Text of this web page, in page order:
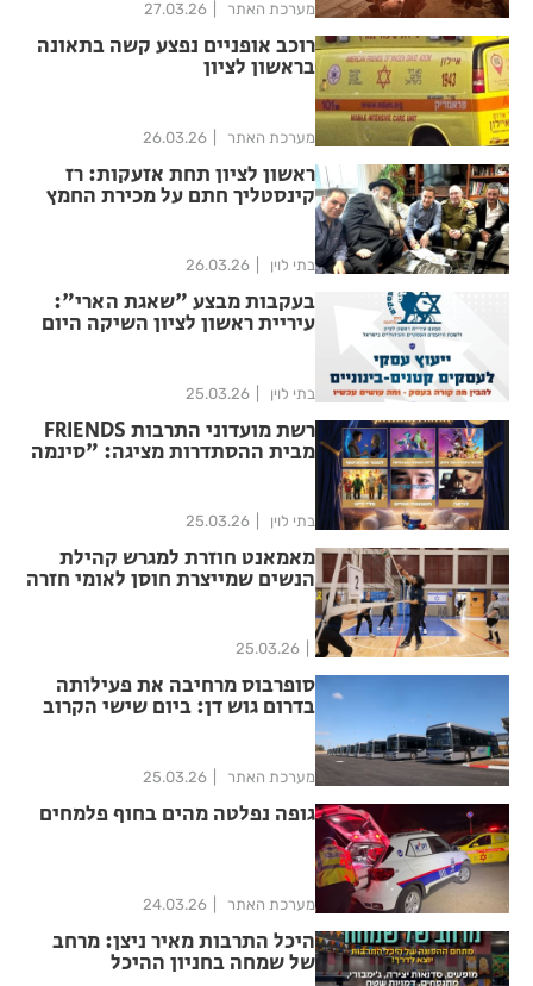
מערכת האתר 27.03.26
רוכב אופניים נפצע קשה בתאונה
בראשון לציון
מערכת האתר 26.03.26
ראשון לציון תחת אזעקות: רז
קינסטליך חתם על מכירת החמץ
בתי לוין 26.03.26
בעקבות מבצע "שאגת הארי":
עיריית ראשון לציון השיקה היום
בתי לוין 25.03.26
רשת מועדוני התרבות FRIENDS
מבית ההסתדרות מציגה: "סינמה
בתי לוין 25.03.26
מאמאנט חוזרת למגרש קהילת
הנשים שמייצרת חוסן לאומי חזרה
25.03.26
סופרבוס מרחיבה את פעילותה
בדרום גוש דן: ביום שישי הקרוב
מערכת האתר 25.03.26
גופה נפלטה מהים בחוף פלמחים
מערכת האתר 24.03.26
היכל התרבות מאיר ניצן: מרחב
של שמחה בחניון ההיכל